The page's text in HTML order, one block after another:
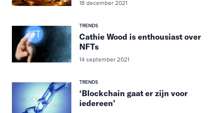
18 december 2021
TRENDS
Cathie Wood is enthousiast over
NFTs
14 september 2021
TRENDS
‘Blockchain gaat er zijn voor
iedereen’